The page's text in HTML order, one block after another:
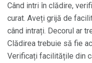
Când intri în clădire,
curat. Aveți grijă de
când intrați. Decorul ar
Clădirea trebuie să fie
Verificați facilitățile din